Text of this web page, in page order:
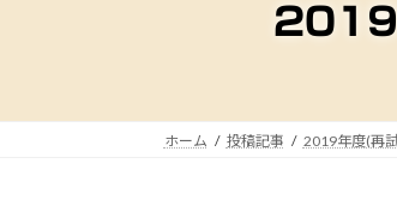
2019
ホーム 投稿記事 2019年度(再